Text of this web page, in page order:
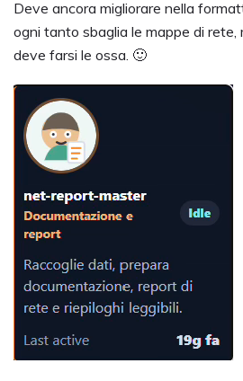
Deve ancora migliorare nella
ogni tanto sbaglia le mappe di rete,
deve farsi le ossa. 🙂